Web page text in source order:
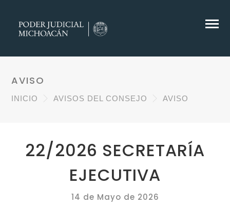
AVISO
INICIO AVISOS DEL CONSEJO AVISO
22/2026 SECRETARÍA
EJECUTIVA
14 de Mayo de 2026